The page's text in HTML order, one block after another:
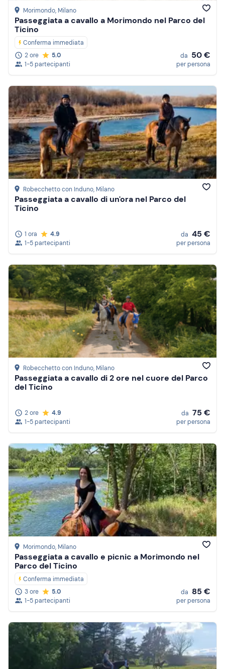
Morimondo, Milano
Passeggiata a cavallo a Morimondo nel Parco del
Ticino
Conferma immediata
2 ore
5.0
1-5 partecipanti
da 50 €
per persona
Robecchetto con Induno, Milano
Passeggiata a cavallo di un'ora nel Parco del
Ticino
1 ora
4.9
1-5 partecipanti
da 45 €
per persona
Robecchetto con Induno, Milano
Passeggiata a cavallo di 2 ore nel cuore del Parco
del Ticino
2 ore
4.9
1-5 partecipanti
da 75 €
per persona
Morimondo, Milano
Passeggiata a cavallo e picnic a Morimondo nel
Parco del Ticino
Conferma immediata
3 ore
5.0
1-5 partecipanti
da 85 €
per persona